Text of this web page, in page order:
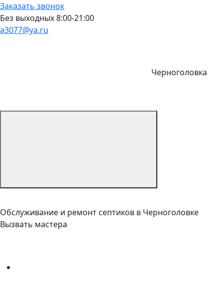
Заказать звонок
Без выходных 8:00-21:00
a3077@ya.ru
Черноголовка
Обслуживание и ремонт септиков в Черноголовке
Вызвать мастера